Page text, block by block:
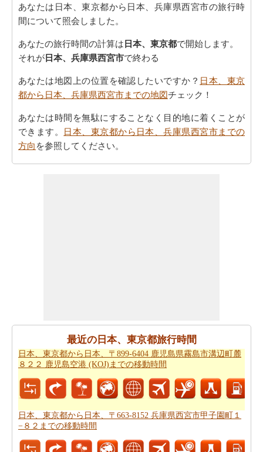
あなたは日本、東京都から日本、兵庫県西宮市の旅行時
間について照会しました。
あなたの旅行時間の計算は 日本、東京都で開始します。
それが 日本、兵庫県西宮市で終わる
あなたは地図上の位置を確認したいですか？ 日本、東京
都から日本、兵庫県西宮市までの地図チェック！
あなたは時間を無駄にすることなく目的地に着くことが
できます。
日本、東京都から日本、兵庫県西宮市までの
方向 を参照してください。
日本、東京都から日本、兵庫県西宮市までの飛
行時間をもらいます。
ることが重要です。場合はルートを認識していません、
あなたは日本、東京都から日本、兵庫県西宮市までの道
路ルートプランをチェックすることができます。
燃料費は、道路の旅行を計画する際に考慮すべきもう一
最近の日本、東京都旅行時間
日本、東京都から日本、〒899-6404 鹿児島県霧島市溝辺町麓
８２２ 鹿児島空港 (KOJ)までの移動時間
日本、東京都から日本、〒663-8152 兵庫県西宮市甲子園町１
−８２までの移動時間